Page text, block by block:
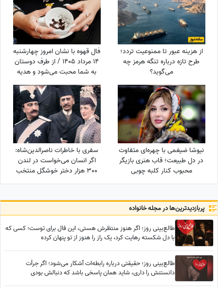
از هزینه عبور تا ممنوعیت تردد؛
طرح تازه درباره تنگه هرمز چه
می‌گوید؟
فال قهوه با نشان امروز چهارشنبه
14 مرداد 1405 / از طرف دوستان
به شما محبت می‌شود و هدیه
گرانبهایی دریافت خواهید کرد
نیوشا ضیغمی با چهره‌ای متفاوت
در دل طبیعت؛ قاب هنری بازیگر
محبوب کنار کلبه چوبی
سفری با خاطرات ناصرالدین‌شاه:
اگر انسان می‌خواست در لندن
300 هزار دختر خوشگل منتخب
می‌کرد، خیلی اوضاع غریبی بود/
پربازدید‌ترین‌ها در مجله خانواده
طالع‌بینی روز؛ اگر هنوز منتظرش هستی، این فال برای توست؛ کسی که
با دل شکسته رهایت کرد، یک راز را هنوز از تو پنهان کرده
طالع‌بینی روز؛ حقیقتی درباره رابطه‌ات آشکار می‌شود؛ اگر جرأت
دانستنش را داری، شاید همان پاسخی باشد که دنبالش بودی